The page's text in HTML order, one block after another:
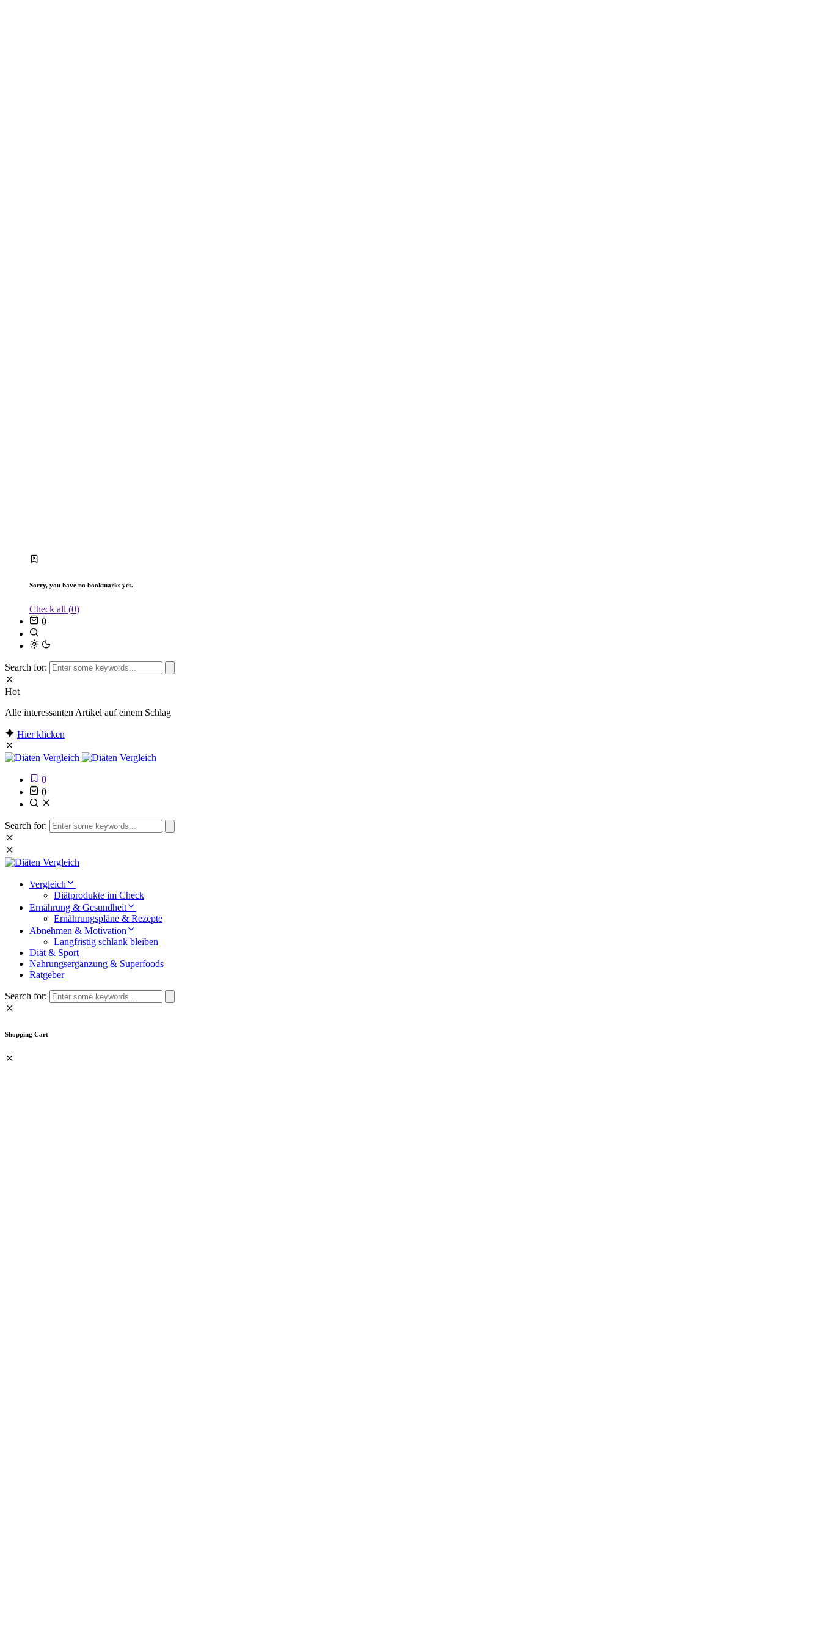
Sorry, you have no bookmarks yet.
Check all (0)
0
Search for:
Hot
Alle interessanten Artikel auf einem Schlag
Hier klicken
0
0
Search for:
Vergleich
Diätprodukte im Check
Ernährung & Gesundheit
Ernährungspläne & Rezepte
Abnehmen & Motivation
Langfristig schlank bleiben
Diät & Sport
Nahrungsergänzung & Superfoods
Ratgeber
Search for:
Shopping Cart